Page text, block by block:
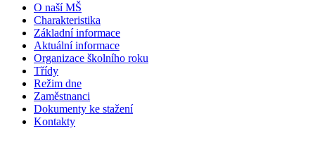
O naší MŠ
Charakteristika
Základní informace
Aktuální informace
Organizace školního roku
Třídy
Režim dne
Zaměstnanci
Dokumenty ke stažení
Kontakty